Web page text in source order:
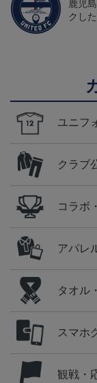
鹿児
クし
ユニフ
クラブ
コラボ
アパレ
タオル
スマホ
観戦・